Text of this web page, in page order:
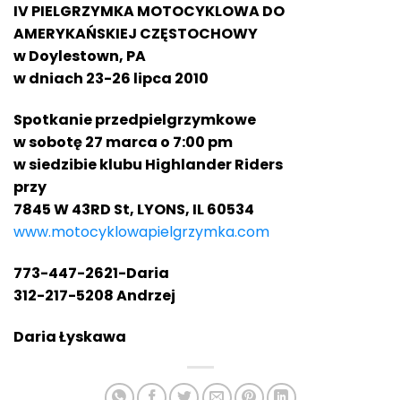
IV PIELGRZYMKA MOTOCYKLOWA DO
AMERYKAŃSKIEJ CZĘSTOCHOWY
w Doylestown, PA
w dniach 23-26 lipca 2010
Spotkanie przedpielgrzymkowe
w sobotę 27 marca o 7:00 pm
w siedzibie klubu Highlander Riders
przy
7845 W 43RD St, LYONS, IL 60534
www.motocyklowapielgrzymka.com
773-447-2621-Daria
312-217-5208 Andrzej
Daria Łyskawa